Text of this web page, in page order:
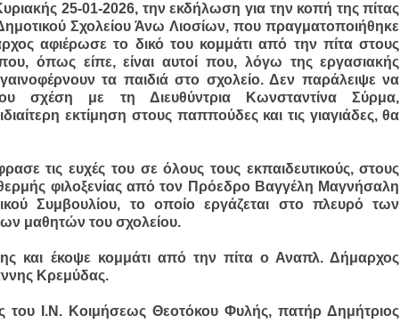
25-01-2026, την εκδήλωση για την κοπή της πίτας
Σχολείου Άνω Λιοσίων, που πραγματοποιήθηκε
αφιέρωσε το δικό του κομμάτι από την πίτα στους
όπως είπε, είναι αυτοί που, λόγω της εργασιακής
τα παιδιά στο σχολείο. Δεν παράλειψε να
σχέση με τη Διευθύντρια Κωνσταντίνα Σύρμα,
εκτίμηση στους παππούδες και τις γιαγιάδες, θα
τις ευχές του σε όλους τους εκπαιδευτικούς, στους
θερμής φιλοξενίας από τον Πρόεδρο Βαγγέλη Μαγνήσαλη
Συμβουλίου, το οποίο εργάζεται στο πλευρό των
μαθητών του σχολείου.
και έκοψε κομμάτι από την πίτα ο Αναπλ. Δήμαρχος
Κρεμύδας.
του Ι.Ν. Κοιμήσεως Θεοτόκου Φυλής, πατήρ Δημήτριος